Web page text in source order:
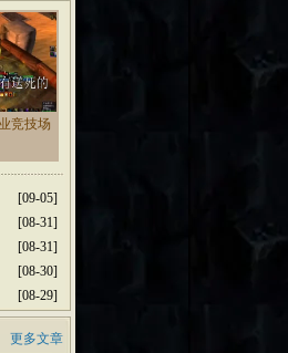
竞技场
[09-05]
[08-31]
[08-31]
[08-30]
[08-29]
更多文章